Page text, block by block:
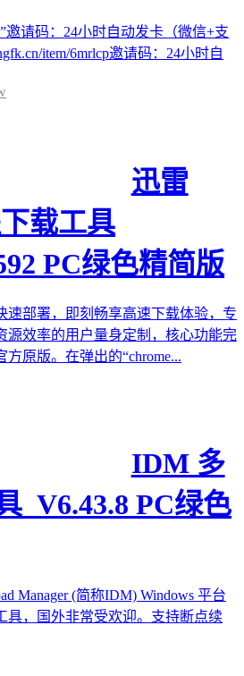
邀请码：24小时自动发卡（微信+支
item/6mrlcp邀请码：24小时自
迅雷
载工具
PC绿色精简版
速部署，即刻畅享高速下载体验，专
源效率的用户量身定制，核心功能完
原版。在弹出的“chrome...
IDM 多
_V6.43.8 PC绿色
Manager (简称IDM) Windows 平台
具，国外非常受欢迎。支持断点续